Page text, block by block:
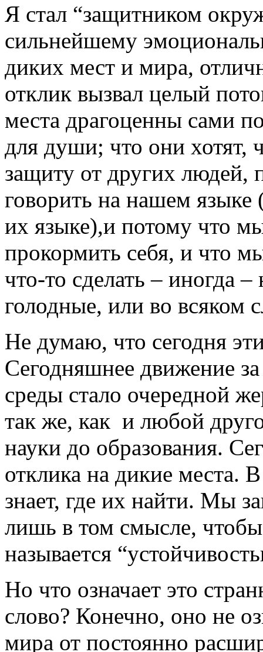
Я стал “защитником
сильнейшему
диких мест и мира,
отклик вызвал целый
места драгоценны сами
для души; что они хотят,
защиту от других людей,
говорить на нашем языке
их языке),и потому что
прокормить себя, и что
что-то сделать – иногда
голодные, или во всяком
Не думаю, что сегодня
Сегодняшнее движение
среды стало очередной
так же, как и любой
науки до образования.
отклика на дикие места.
знает, где их найти. Мы
лишь в том смысле,
называется
Но что означает это
слово? Конечно, оно не
мира от постоянно